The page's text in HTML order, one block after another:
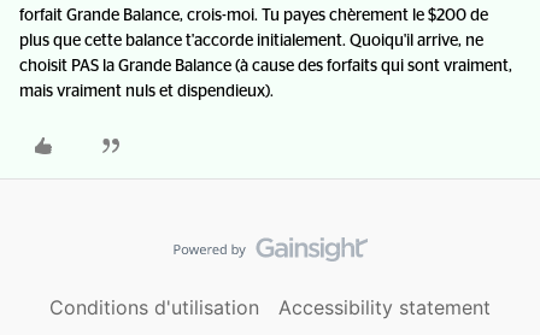
forfait Grande Balance, crois-moi. Tu payes chèrement le $200 de
plus que cette balance t'accorde initialement. Quoiqu'il arrive, ne
choisit PAS la Grande Balance (à cause des forfaits qui sont vraiment,
mais vraiment nuls et dispendieux).
Conditions d'utilisation Accessibility statement